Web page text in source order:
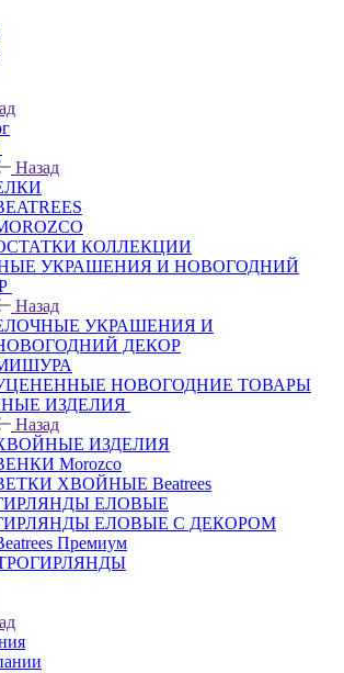
Назад
КОЛЛЕКЦИИ
УКРАШЕНИЯ И НОВОГОДНИЙ
Назад
УКРАШЕНИЯ И
ДЕКОР
НОВОГОДНИЕ ТОВАРЫ
ИЗДЕЛИЯ
Назад
ИЗДЕЛИЯ
Morozco
ХВОЙНЫЕ Beatrees
ЕЛОВЫЕ
ЕЛОВЫЕ С ДЕКОРОМ
Премиум